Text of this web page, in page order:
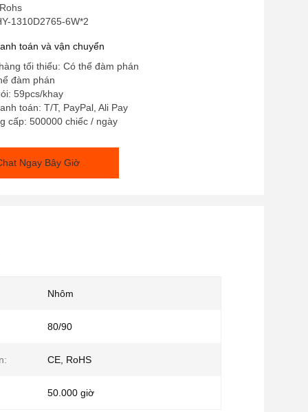
1310D2765-6W*2
toán và vận chuyển
tối thiểu: Có thể đàm phán
đàm phán
59pcs/khay
toán: T/T, PayPal, Ali Pay
cấp: 500000 chiếc / ngày
Ngay Bây Giờ
Nhôm
80/90
CE, RoHS
50.000 giờ